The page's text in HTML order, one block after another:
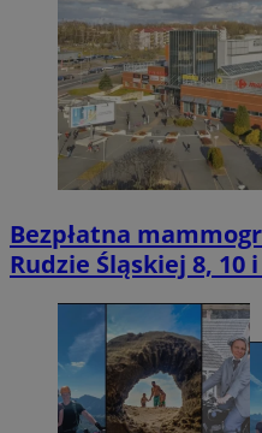
Bezpłatna
Rudzie Śląskiej 8, 10